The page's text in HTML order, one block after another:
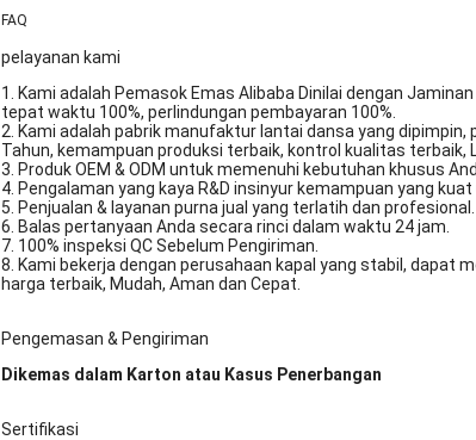
FAQ
pelayanan kami
1. Kami adalah Pemasok Emas Alibaba Dinilai dengan
tepat waktu 100%, perlindungan pembayaran 100%.
2. Kami adalah pabrik manufaktur lantai dansa yang
Tahun, kemampuan produksi terbaik, kontrol kualitas terbaik,
3. Produk OEM & ODM untuk memenuhi kebutuhan khusus
4. Pengalaman yang kaya R&D insinyur kemampuan yang kuat
5. Penjualan & layanan purna jual yang terlatih dan profesional.
6. Balas pertanyaan Anda secara rinci dalam waktu 24 jam.
7. 100% inspeksi QC Sebelum Pengiriman.
8. Kami bekerja dengan perusahaan kapal yang stabil, dapat
harga terbaik, Mudah, Aman dan Cepat.
Pengemasan & Pengiriman
Dikemas dalam Karton atau Kasus Penerbangan
Sertifikasi